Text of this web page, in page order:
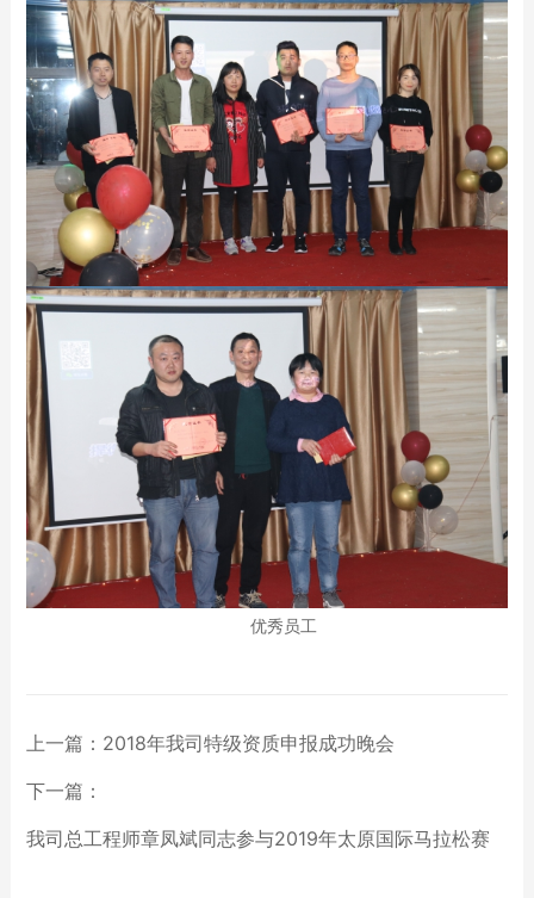
优秀员工
上一篇： 2018年我司特级资质申报成功晚会
下一篇：
我司总工程师章凤斌同志参与2019年太原国际马拉松赛